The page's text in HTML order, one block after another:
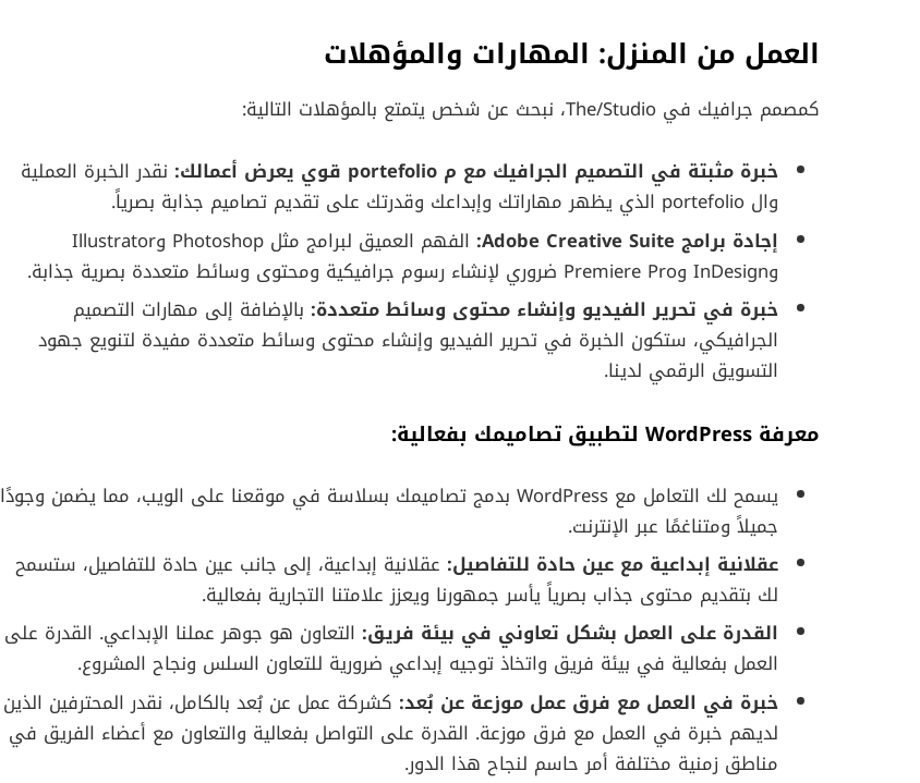
العمل من المنزل: المهارات والمؤهلات
كمصمم جرافيك في The/Studio، نبحث عن شخص يتمتع بالمؤهلات التالية:
خبرة مثبتة في التصميم الجرافيك مع م portefolio قوي يعرض أعمالك:
نقدر الخبرة العملية
وال portefolio الذي يظهر مهاراتك وإبداعك وقدرتك على تقديم تصاميم جذابة بصرياً.
إجادة برامج Adobe Creative Suite:
الفهم العميق لبرامج مثل Photoshop وIllustrator
وInDesign وPremiere Pro ضروري لإنشاء رسوم جرافيكية ومحتوى وسائط متعددة بصرية جذابة.
خبرة في تحرير الفيديو وإنشاء محتوى وسائط متعددة: بالإضافة إلى مهارات التصميم
الجرافيكي، ستكون الخبرة في تحرير الفيديو وإنشاء محتوى وسائط متعددة مفيدة لتنويع جهود
التسويق الرقمي لدينا.
معرفة WordPress لتطبيق تصاميمك بفعالية:
يسمح لك التعامل مع WordPress بدمج تصاميمك بسلاسة في موقعنا على الويب، مما يضمن وجودًا
جميلاً ومتناغمًا عبر الإنترنت.
عقلانية إبداعية مع عين حادة للتفاصيل: عقلانية إبداعية، إلى جانب عين حادة للتفاصيل، ستسمح
لك بتقديم محتوى جذاب بصرياً يأسر جمهورنا ويعزز علامتنا التجارية بفعالية.
القدرة على العمل بشكل تعاوني في بيئة فريق: التعاون هو جوهر عملنا الإبداعي. القدرة على
العمل بفعالية في بيئة فريق واتخاذ توجيه إبداعي ضرورية للتعاون السلس ونجاح المشروع.
خبرة في العمل مع فرق عمل موزعة عن بُعد: كشركة عمل عن بُعد بالكامل، نقدر المحترفين الذين
لديهم خبرة في العمل مع فرق موزعة. القدرة على التواصل بفعالية والتعاون مع أعضاء الفريق في
مناطق زمنية مختلفة أمر حاسم لنجاح هذا الدور.